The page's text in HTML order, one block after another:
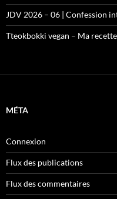
JDV 2026 – 06 | Confession
Tteokbokki vegan – Ma
MÉTA
Connexion
Flux des publications
Flux des commentaires